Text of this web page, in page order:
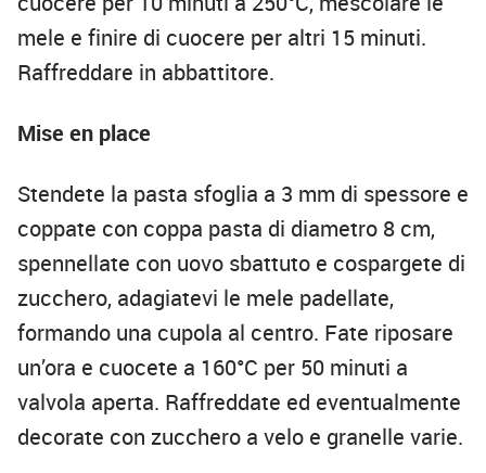
mele e finire di cuocere per altri 15 minuti.
Raffreddare in abbattitore.
Mise en place
Stendete la pasta sfoglia a 3 mm di spessore e
coppate con coppa pasta di diametro 8 cm,
spennellate con uovo sbattuto e cospargete di
zucchero, adagiatevi le mele padellate,
formando una cupola al centro. Fate riposare
un’ora e cuocete a 160°C per 50 minuti a
valvola aperta. Raffreddate ed eventualmente
decorate con zucchero a velo e granelle varie.